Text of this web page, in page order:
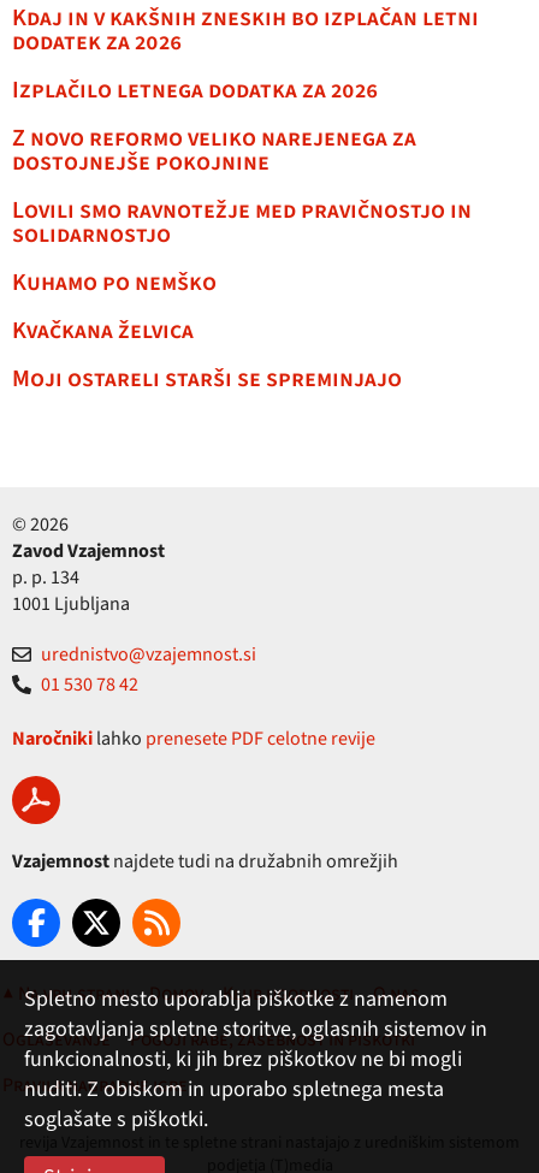
Kdaj in v kakšnih zneskih bo izplačan letni
dodatek za 2026
Izplačilo letnega dodatka za 2026
Z novo reformo veliko narejenega za
dostojnejše pokojnine
Lovili smo ravnotežje med pravičnostjo in
solidarnostjo
Kuhamo po nemško
Kvačkana želvica
Moji ostareli starši se spreminjajo
© 2026
Zavod Vzajemnost
p. p. 134
1001 Ljubljana
urednistvo@vzajemnost.si
01 530 78 42
Naročnikilahko prenesete PDF celotne revije
Vzajemnostnajdete tudi na družabnih omrežjih
▲ Na vrh strani Domov Klub ugodnosti
O nas
Oglaševanje
Pogoji rabe, zasebnost in piškotki
Pravila nagradne igre
Spletno mesto uporablja piškotke z namenom
zagotavljanja spletne storitve, oglasnih sistemov in
funkcionalnosti, ki jih brez piškotkov ne bi mogli
nuditi. Z obiskom in uporabo spletnega mesta
soglašate s piškotki.